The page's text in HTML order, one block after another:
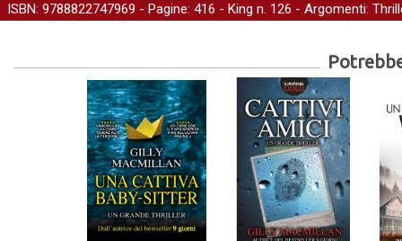
ISBN: 9788822747969 - Pagine: 416 - King n. 126 - Argomenti: